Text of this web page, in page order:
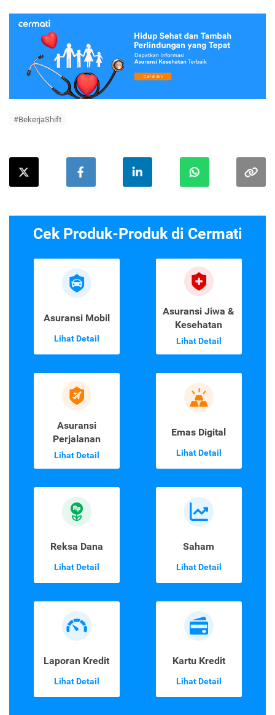
#BekerjaShift
Cek Produk-Produk di Cermati
Asuransi Mobil
Lihat Detail
Asuransi Jiwa &
Kesehatan
Lihat Detail
Asuransi
Perjalanan
Lihat Detail
Emas Digital
Lihat Detail
Reksa Dana
Lihat Detail
Saham
Lihat Detail
Laporan Kredit
Lihat Detail
Kartu Kredit
Lihat Detail